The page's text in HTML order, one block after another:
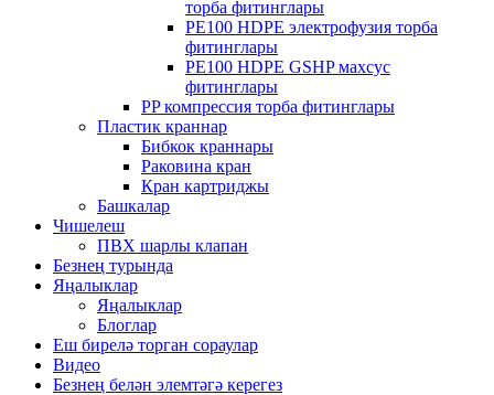
торба фитинглары
PE100 HDPE электрофузия торба
фитинглары
PE100 HDPE GSHP махсус
фитинглары
PP компрессия торба фитинглары
Пластик краннар
Бибкок краннары
Раковина кран
Кран картриджы
Башкалар
Чишелеш
ПВХ шарлы клапан
Безнең турында
Яңалыклар
Яңалыклар
Блоглар
Еш бирелә торган сораулар
Видео
Безнең белән элемтәгә керегез